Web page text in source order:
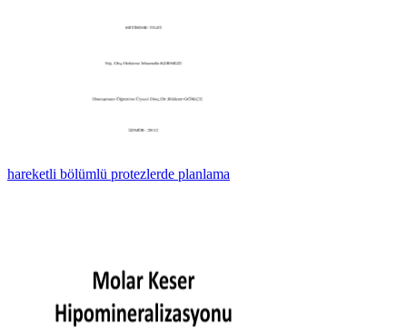
hareketli bölümlü protezlerde planlama